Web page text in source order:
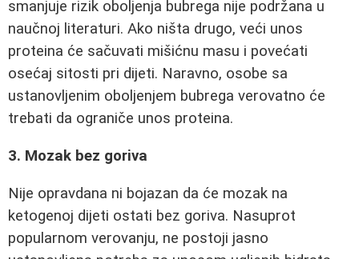
smanjuje rizik oboljenja bubrega nije podržana u
naučnoj literaturi. Ako ništa drugo, veći unos
proteina će sačuvati mišićnu masu i povećati
osećaj sitosti pri dijeti. Naravno, osobe sa
ustanovljenim oboljenjem bubrega verovatno će
trebati da ograniče unos proteina.
3. Mozak bez goriva
Nije opravdana ni bojazan da će mozak na
ketogenoj dijeti ostati bez goriva. Nasuprot
popularnom verovanju, ne postoji jasno